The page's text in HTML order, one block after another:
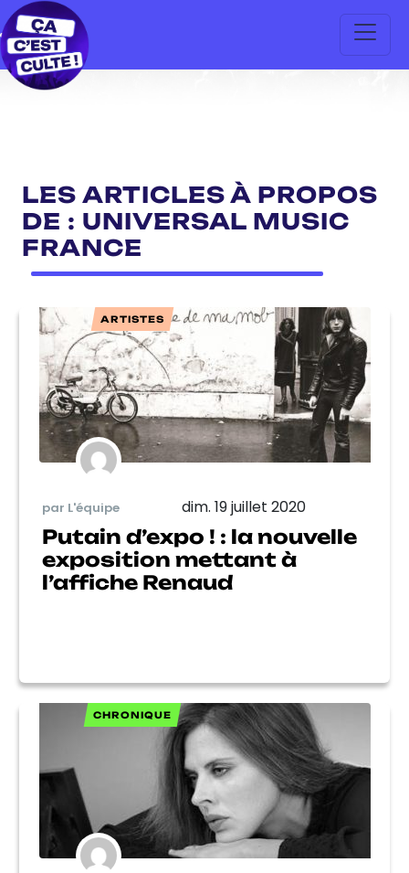
LES ARTICLES À PROPOS
DE : UNIVERSAL MUSIC
FRANCE
ARTISTES
par L'équipe dim. 19 juillet 2020
Putain d’expo ! : la nouvelle
exposition mettant à
l’affiche Renaud
CHRONIQUE